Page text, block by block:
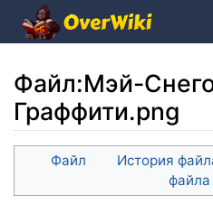
Файл:Мэй-
Граффити.png
Перейти к: навигация,
Файл История
файла